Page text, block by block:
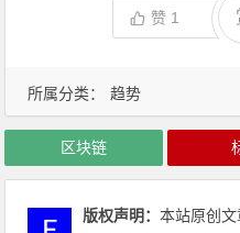
所属分类： 趋势
赞 1
区块链
版权声明：本站原创